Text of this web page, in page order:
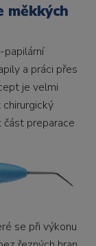
měkkých
papilární
a práci přes
je velmi
preparace
se při výkonu